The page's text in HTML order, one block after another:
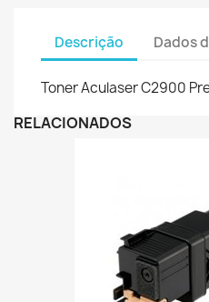
Descrição Dados
Toner Aculaser C2900
RELACIONADOS